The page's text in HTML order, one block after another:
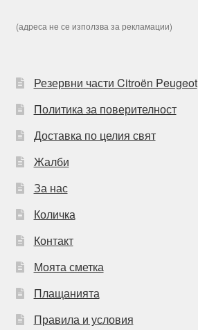
(адреса не се използва за рекламации)
Резервни части Citroën Peugeot
Политика за поверителност
Доставка по целия свят
Жалби
За нас
Количка
Контакт
Моята сметка
Плащанията
Правила и условия